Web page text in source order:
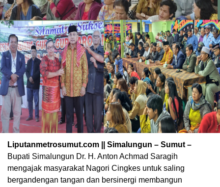
Liputanmetrosumut.com || Simalungun – Sumut –
Bupati Simalungun Dr. H. Anton Achmad Saragih
mengajak masyarakat Nagori Cingkes untuk saling
bergandengan tangan dan bersinergi membangun